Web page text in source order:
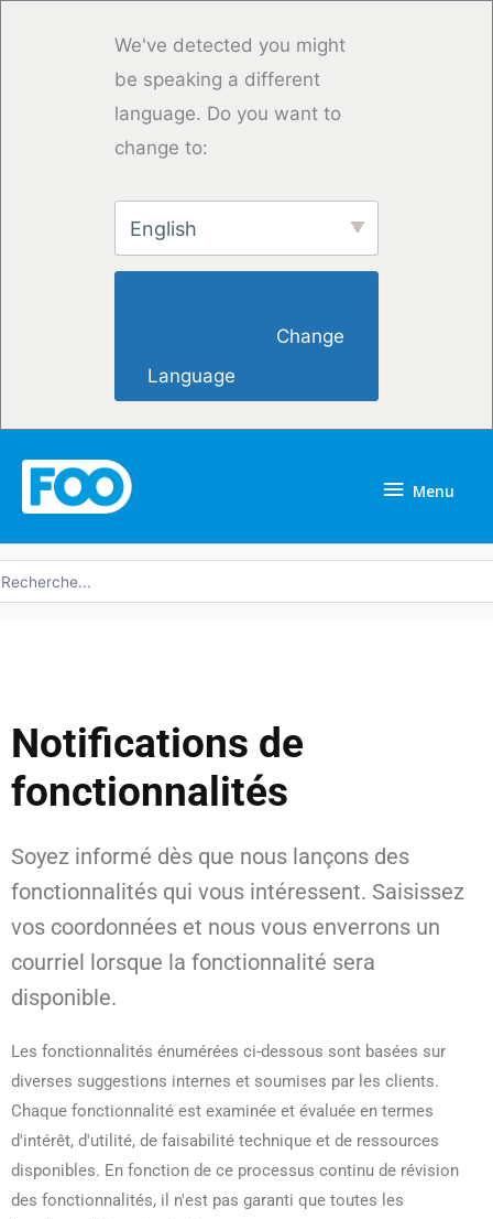
We've detected you might
be speaking a different
language. Do you want to
change to:
English
Language
Menu
Notifications de
fonctionnalités
Soyez informé dès que nous lançons des
fonctionnalités qui vous intéressent. Saisissez
vos coordonnées et nous vous enverrons un
courriel lorsque la fonctionnalité sera
disponible.
Les fonctionnalités énumérées ci-dessous sont basées sur
diverses suggestions internes et soumises par les clients.
Chaque fonctionnalité est examinée et évaluée en termes
d'intérêt, d'utilité, de faisabilité technique et de ressources
disponibles. En fonction de ce processus continu de révision
des fonctionnalités, il n'est pas garanti que toutes les